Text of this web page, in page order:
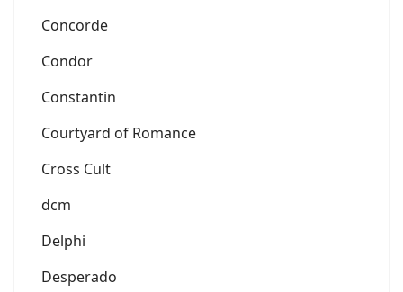
Concorde
Condor
Constantin
Courtyard of Romance
Cross Cult
dcm
Delphi
Desperado